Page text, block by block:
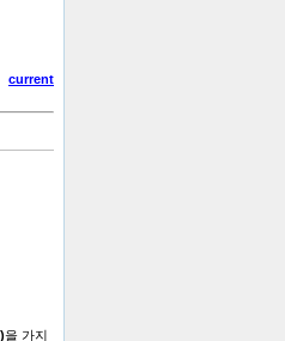
current
을 가지